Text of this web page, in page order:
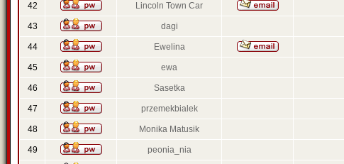
42 Lincoln Town Car
43 dagi
44 Ewelina
45 ewa
46 Sasetka
47 przemekbialek
48 Monika Matusik
49 peonia_nia